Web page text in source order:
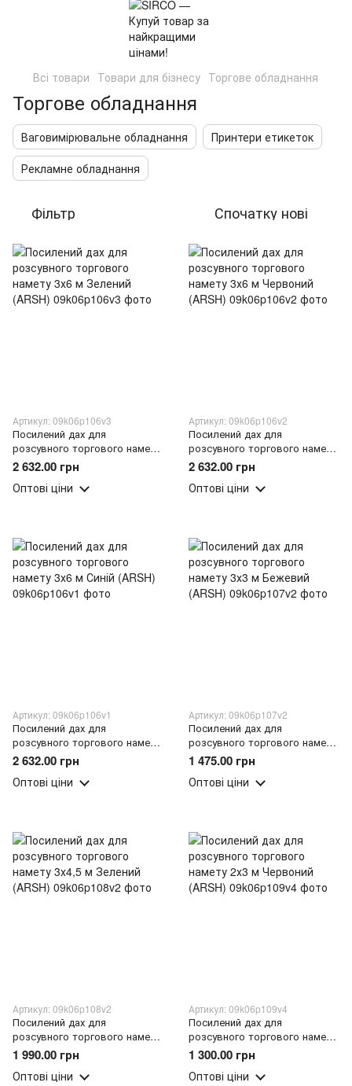
Всі товари Товари для бізнесу Торгове обладнання
Торгове обладнання
Ваговимірювальне обладнання
Принтери етикеток
Рекламне обладнання
Фільтр Спочатку нові
Артикул: 09k06p106v3
Посилений дах для
розсувного торгового намету
3х6 м Зелений (ARSH)
2 632.00 грн
Оптові ціни
Артикул: 09k06p106v2
Посилений дах для
розсувного торгового намету
3х6 м Червоний (ARSH)
2 632.00 грн
Оптові ціни
Артикул: 09k06p106v1
Посилений дах для
розсувного торгового намету
3х6 м Синій (ARSH)
2 632.00 грн
Оптові ціни
Артикул: 09k06p107v2
Посилений дах для
розсувного торгового намету
3х3 м Бежевий (ARSH)
1 475.00 грн
Оптові ціни
Артикул: 09k06p108v2
Посилений дах для
розсувного торгового намету
3х4,5 м Зелений (ARSH)
1 990.00 грн
Оптові ціни
Артикул: 09k06p109v4
Посилений дах для
розсувного торгового намету
2х3 м Червоний (ARSH)
1 300.00 грн
Оптові ціни